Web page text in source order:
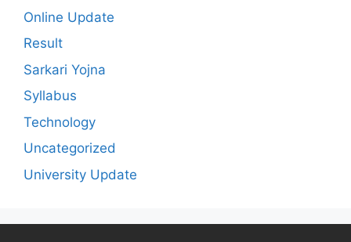
Online Update
Result
Sarkari Yojna
Syllabus
Technology
Uncategorized
University Update